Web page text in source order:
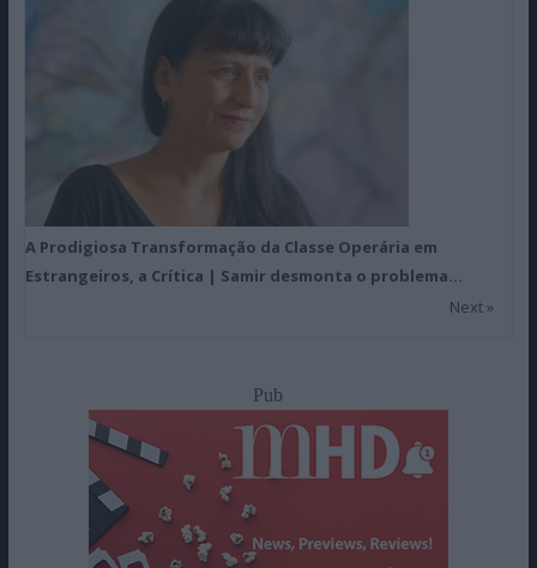
A Prodigiosa Transformação da Classe Operária em
Estrangeiros, a Crítica | Samir desmonta o problema…
Next »
Pub